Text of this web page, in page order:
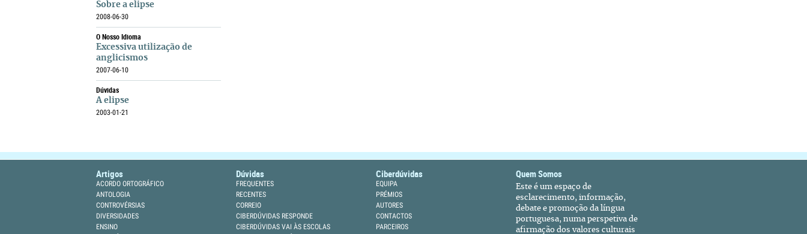
Sobre a elipse
2008-06-30
O Nosso Idioma
Excessiva utilização de
anglicismos
2007-06-10
Dúvidas
A elipse
2003-01-21
Artigos
ACORDO ORTOGRÁFICO
ANTOLOGIA
CONTROVÉRSIAS
DIVERSIDADES
ENSINO
Dúvidas
FREQUENTES
RECENTES
CORREIO
CIBERDÚVIDAS RESPONDE
CIBERDÚVIDAS VAI ÀS ESCOLAS
Ciberdúvidas
EQUIPA
PRÉMIOS
AUTORES
CONTACTOS
PARCEIROS
Quem Somos
Este é um espaço de
esclarecimento, informação,
debate e promoção da língua
portuguesa, numa perspetiva de
afirmação dos valores culturais